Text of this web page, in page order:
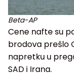
Beta-AP
Cene nafte su
brodova prešlo
napretku u
SAD i Irana.